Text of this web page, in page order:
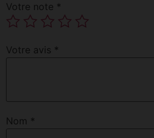
Votre note *
Votre avis *
Nom *